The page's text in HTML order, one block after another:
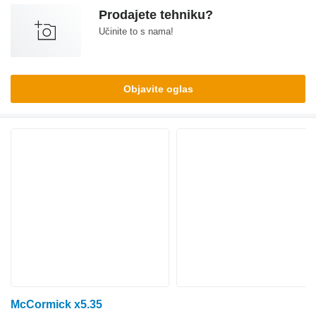
Prodajete tehniku?
Učinite to s nama!
Objavite oglas
McCormick x5.35